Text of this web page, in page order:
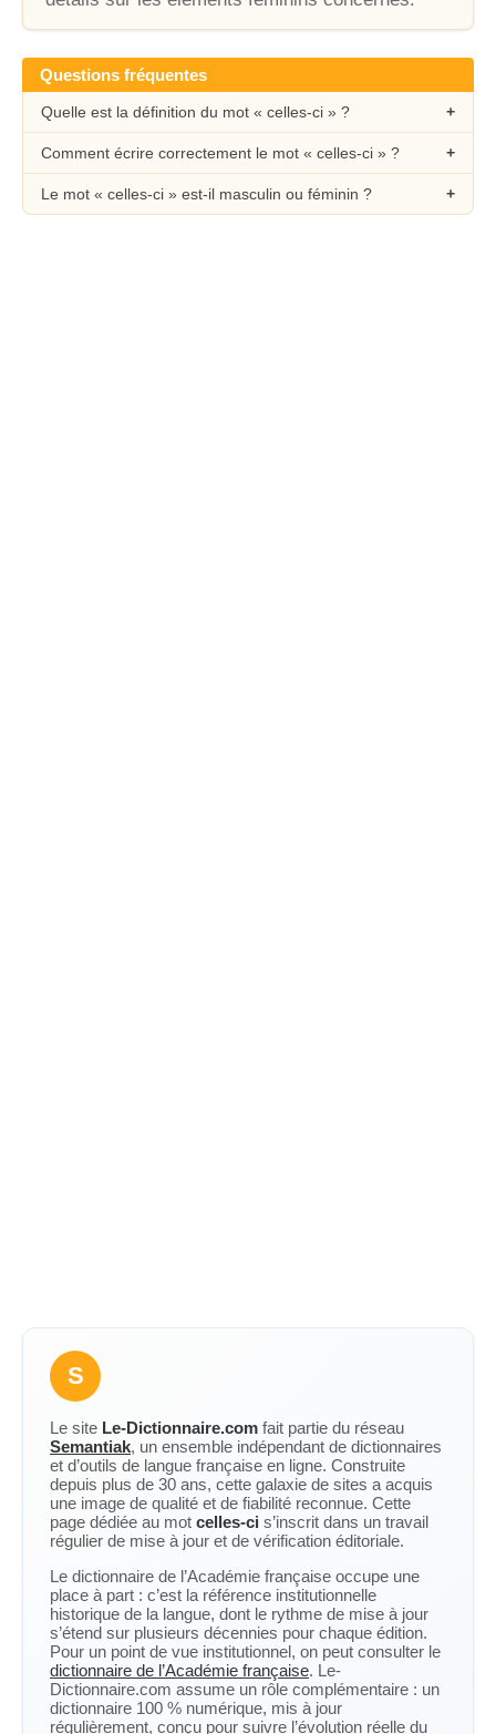
Questions fréquentes
Quelle est la définition du mot « celles-ci » ?
Comment écrire correctement le mot « celles-ci » ?
Le mot « celles-ci » est-il masculin ou féminin ?
S
Le site Le-Dictionnaire.com fait partie du réseau
Semantiak, un ensemble indépendant de dictionnaires
et d’outils de langue française en ligne. Construite
depuis plus de 30 ans, cette galaxie de sites a acquis
une image de qualité et de fiabilité reconnue. Cette
page dédiée au mot celles-ci s’inscrit dans un travail
régulier de mise à jour et de vérification éditoriale.
Le dictionnaire de l’Académie française occupe une
place à part : c’est la référence institutionnelle
historique de la langue, dont le rythme de mise à jour
s’étend sur plusieurs décennies pour chaque édition.
Pour un point de vue institutionnel, on peut consulter le
dictionnaire de l’Académie française. Le-
Dictionnaire.com assume un rôle complémentaire : un
dictionnaire 100 % numérique, mis à jour
régulièrement, conçu pour suivre l’évolution réelle du